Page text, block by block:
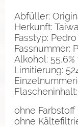
Abfüller:
Herkunft:
Fasstyp:
Fassnummer:
Alkohol: 55,6%
Limitierung:
ohne
ohne